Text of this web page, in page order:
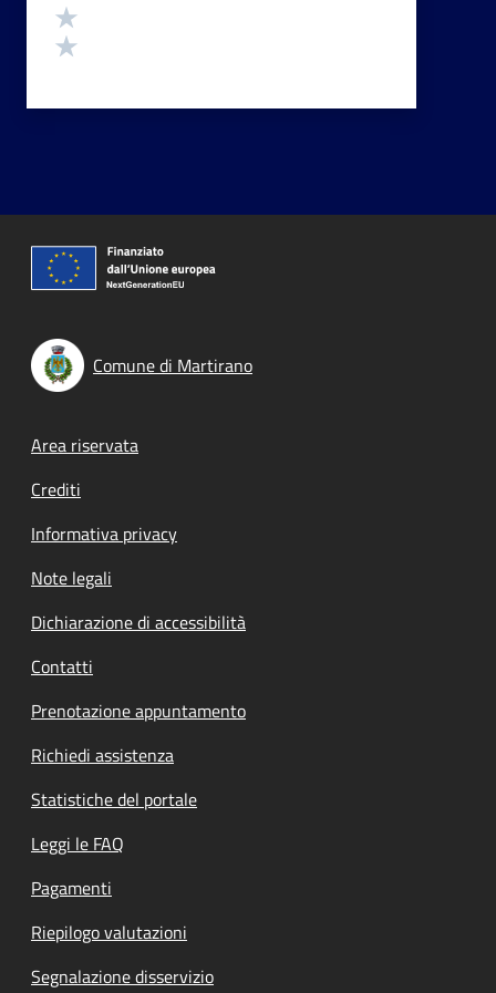
Comune di Martirano
Footer menu
Area riservata
Crediti
Informativa privacy
Note legali
Dichiarazione di accessibilità
Contatti
Prenotazione appuntamento
Richiedi assistenza
Statistiche del portale
Leggi le FAQ
Pagamenti
Riepilogo valutazioni
Segnalazione disservizio